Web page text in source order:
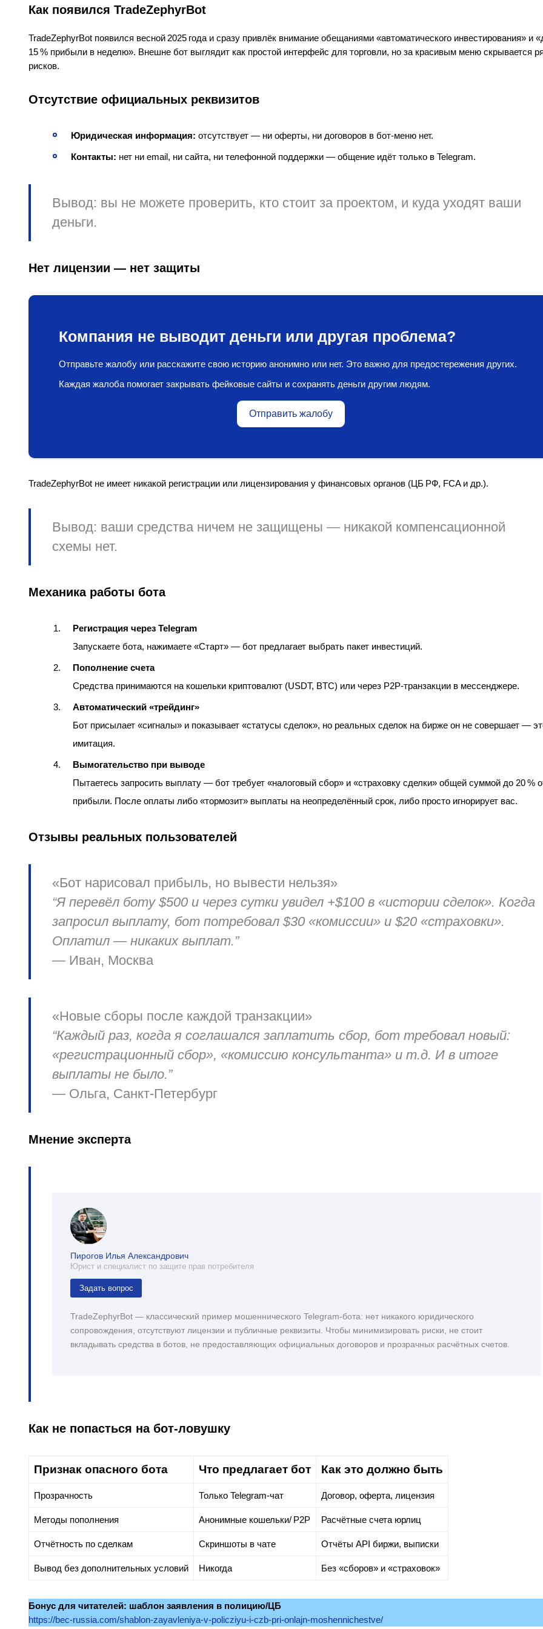
Как появился TradeZephyrBot
TradeZephyrBot появился весной 2025 года и сразу привлёк внимание обещаниями «автоматического инвестирования» и
15 % прибыли в неделю». Внешне бот выглядит как простой интерфейс для торговли, но за красивым меню скрывается
рисков.
Отсутствие официальных реквизитов
Юридическая информация: отсутствует — ни оферты, ни договоров в бот‑меню нет.
Контакты: нет ни email, ни сайта, ни телефонной поддержки — общение идёт только в Telegram.
Вывод: вы не можете проверить, кто стоит за проектом, и куда уходят ваши
деньги.
Нет лицензии — нет защиты
Компания не выводит деньги или другая проблема?
Отправьте жалобу или расскажите свою историю анонимно или нет. Это важно для предостережения других.
Каждая жалоба помогает закрывать фейковые сайты и сохранять деньги другим людям.
Отправить жалобу
TradeZephyrBot не имеет никакой регистрации или лицензирования у финансовых органов (ЦБ РФ, FCA и др.).
Вывод: ваши средства ничем не защищены — никакой компенсационной
схемы нет.
Механика работы бота
Регистрация через Telegram
Запускаете бота, нажимаете «Старт» — бот предлагает выбрать пакет инвестиций.
Пополнение счета
Средства принимаются на кошельки криптовалют (USDT, BTC) или через P2P‑транзакции в мессенджере.
Автоматический «трейдинг»
Бот присылает «сигналы» и показывает «статусы сделок», но реальных сделок на бирже он не совершает —
имитация.
Вымогательство при выводе
Пытаетесь запросить выплату — бот требует «налоговый сбор» и «страховку сделки» общей суммой до 20 %
прибыли. После оплаты либо «тормозит» выплаты на неопределённый срок, либо просто игнорирует вас.
Отзывы реальных пользователей
«Бот нарисовал прибыль, но вывести нельзя»
“Я перевёл боту $500 и через сутки увидел +$100 в «истории сделок». Когда
запросил выплату, бот потребовал $30 «комиссии» и $20 «страховки».
Оплатил — никаких выплат.”
— Иван, Москва
«Новые сборы после каждой транзакции»
“Каждый раз, когда я соглашался заплатить сбор, бот требовал новый:
«регистрационный сбор», «комиссию консультанта» и т.д. И в итоге
выплаты не было.”
— Ольга, Санкт‑Петербург
Мнение эксперта
Пирогов Илья Александрович
Юрист и специалист по защите прав потребителя
Задать вопрос
TradeZephyrBot — классический пример мошеннического Telegram‑бота: нет никакого юридического
сопровождения, отсутствуют лицензии и публичные реквизиты. Чтобы минимизировать риски, не стоит
вкладывать средства в ботов, не предоставляющих официальных договоров и прозрачных расчётных счетов.
Как не попасться на бот‑ловушку
Признак опасного бота Что предлагает бот Как это должно быть
Прозрачность Только Telegram‑чат Договор, оферта, лицензия
Методы пополнения Анонимные кошельки/ P2P Расчётные счета юрлиц
Отчётность по сделкам Скриншоты в чате Отчёты API биржи, выписки
Вывод без дополнительных условий Никогда Без «сборов» и «страховок»
Бонус для читателей: шаблон заявления в полицию/ЦБ
https://bec-russia.com/shablon-zayavleniya-v-policziyu-i-czb-pri-onlajn-moshennichestve/